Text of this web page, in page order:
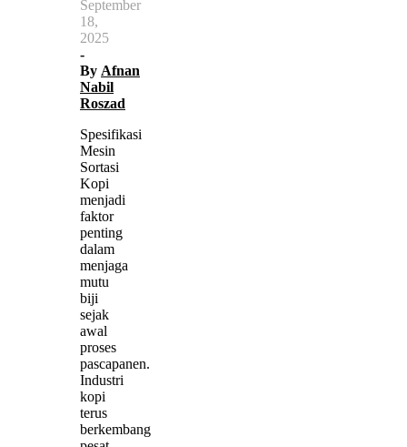
September
18,
2025
-
By Afnan
Nabil
Roszad
Spesifikasi
Mesin
Sortasi
Kopi
menjadi
faktor
penting
dalam
menjaga
mutu
biji
sejak
awal
proses
pascapanen.
Industri
kopi
terus
berkembang